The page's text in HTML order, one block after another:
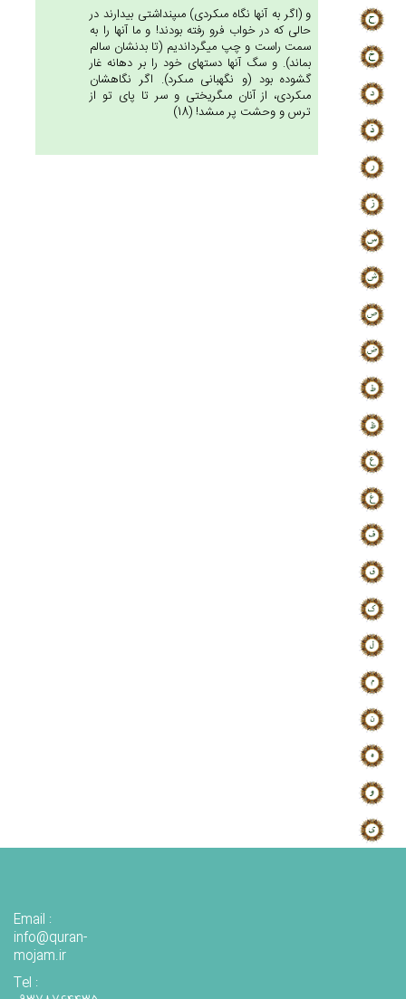
و (اگر به آنها نگاه مى‏كردى) مى‏پنداشتى بيدارند در
حالى كه در خواب فرو رفته بودند! و ما آنها را به
سمت راست و چپ ميگردانديم (تا بدنشان سالم
بماند). و سگ آنها دستهاى خود را بر دهانه غار
گشوده بود (و نگهبانى مى‏كرد). اگر نگاهشان
مى‏كردى، از آنان مى‏گريختى و سر تا پاى تو از
ترس و وحشت پر مى‏شد! (18)
Email :
info@quran-
mojam.ir
Tel :